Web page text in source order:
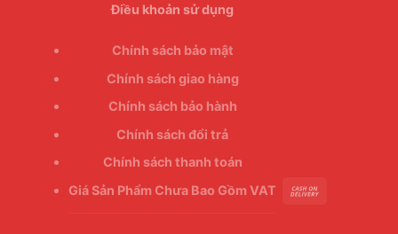
Điều khoản sử dụng
Chính sách bảo mật
Chính sách giao hàng
Chính sách bảo hành
Chính sách đổi trả
Chính sách thanh toán
Giá Sản Phẩm Chưa Bao Gồm VAT